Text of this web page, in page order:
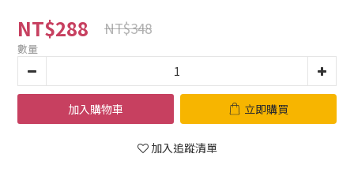
NT$288 NT$348
數量
加入購物車 立即購買
加入追蹤清單